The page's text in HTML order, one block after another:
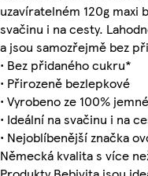
uzavíratelném 120g maxi
svačinu i na cesty.
a jsou samozřejmě bez
• Bez přidaného cukru*
• Přirozeně bezlepkové
• Vyrobeno ze 100%
• Ideální na svačinu i na
• Nejoblíbenější značka
Německá kvalita s více